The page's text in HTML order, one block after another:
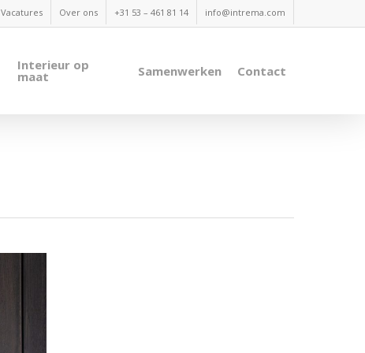
Vacatures Over ons +31 53 – 461 81 14 info@intrema.com
Interieur op
maat Samenwerken Contact